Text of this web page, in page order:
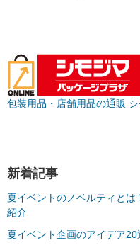
包装用品・店舗用品の通販
新着記事
夏イベントのノベルティと
紹介
夏イベント企画のアイデア